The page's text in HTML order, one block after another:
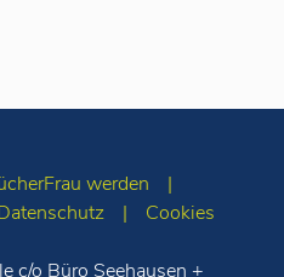
werden
Cookies
c/o Büro Seehausen +